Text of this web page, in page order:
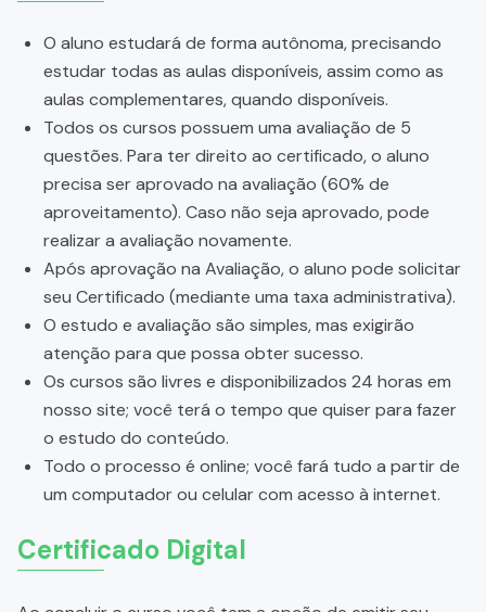
O aluno estudará de forma autônoma, precisando
estudar todas as aulas disponíveis, assim como as
aulas complementares, quando disponíveis.
Todos os cursos possuem uma avaliação de 5
questões. Para ter direito ao certificado, o aluno
precisa ser aprovado na avaliação (60% de
aproveitamento). Caso não seja aprovado, pode
realizar a avaliação novamente.
Após aprovação na Avaliação, o aluno pode solicitar
seu Certificado (mediante uma taxa administrativa).
O estudo e avaliação são simples, mas exigirão
atenção para que possa obter sucesso.
Os cursos são livres e disponibilizados 24 horas em
nosso site; você terá o tempo que quiser para fazer
o estudo do conteúdo.
Todo o processo é online; você fará tudo a partir de
um computador ou celular com acesso à internet.
Certificado Digital